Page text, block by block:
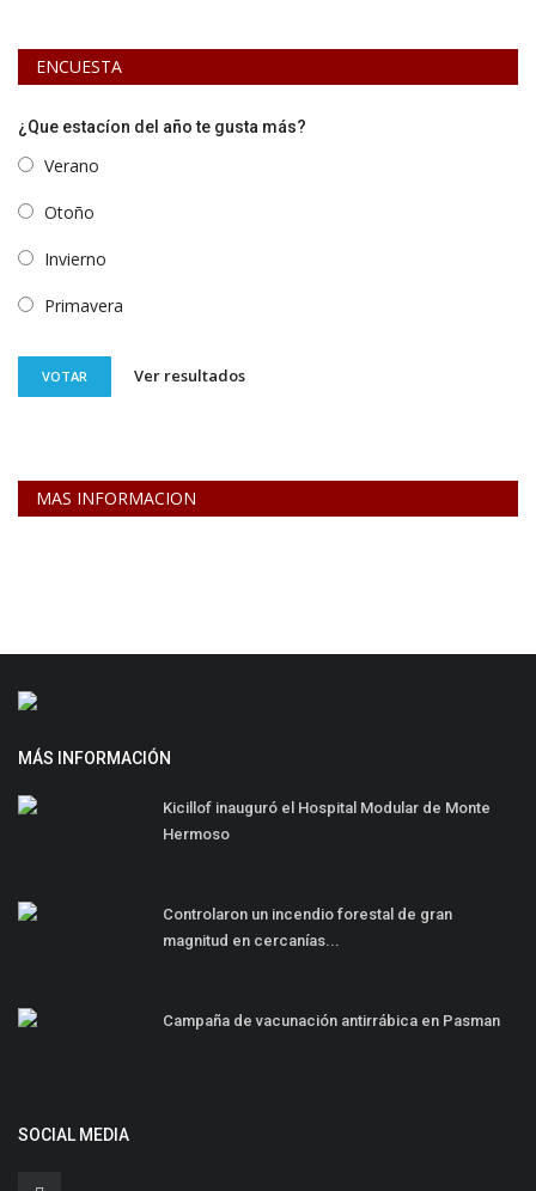
ENCUESTA
¿Que estacíon del año te gusta más?
Verano
Otoño
Invierno
Primavera
VOTAR Ver resultados
MAS INFORMACION
MÁS INFORMACIÓN
Kicillof inauguró el Hospital Modular de Monte
Hermoso
Controlaron un incendio forestal de gran
magnitud en cercanías...
Campaña de vacunación antirrábica en Pasman
SOCIAL MEDIA